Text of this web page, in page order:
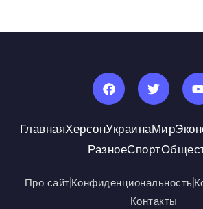
ГлавнаяХерсонУкраинаМир
РазноеСпорт
Про сайтКонфиденциональность
Контакты